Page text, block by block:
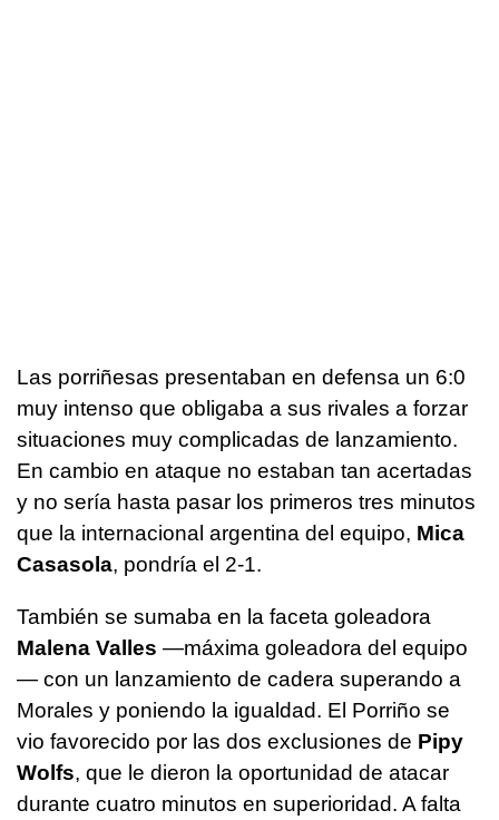
Las porriñesas presentaban en defensa un 6:0
muy intenso que obligaba a sus rivales a forzar
situaciones muy complicadas de lanzamiento.
En cambio en ataque no estaban tan acertadas
y no sería hasta pasar los primeros tres minutos
que la internacional argentina del equipo, Mica
Casasola, pondría el 2-1.
También se sumaba en la faceta goleadora
Malena Valles —máxima goleadora del equipo
— con un lanzamiento de cadera superando a
Morales y poniendo la igualdad. El Porriño se
vio favorecido por las dos exclusiones de Pipy
Wolfs, que le dieron la oportunidad de atacar
durante cuatro minutos en superioridad. A falta